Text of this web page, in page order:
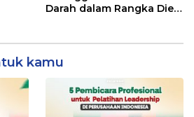
Darah dalam Rangka Dies
kamu